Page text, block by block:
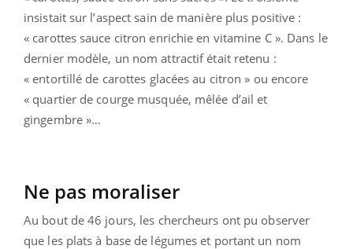
insistait sur l’aspect sain de manière plus positive :
« carottes sauce citron enrichie en vitamine C ». Dans le
dernier modèle, un nom attractif était retenu :
« entortillé de carottes glacées au citron » ou encore
« quartier de courge musquée, mêlée d’ail et
gingembre »…
Ne pas moraliser
Au bout de 46 jours, les chercheurs ont pu observer
que les plats à base de légumes et portant un nom